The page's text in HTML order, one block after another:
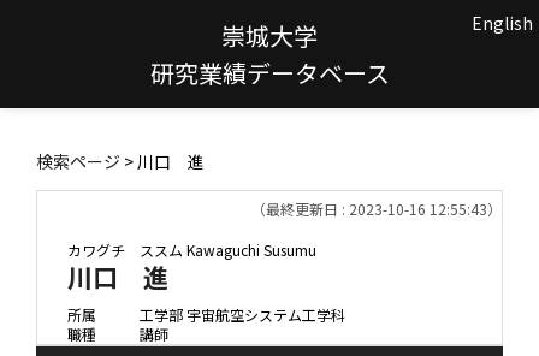
崇城大学
研究業績データベース
English
検索ページ > 川口 進
（最終更新日 : 2023-10-16 12:55:43）
カワグチ ススム Kawaguchi Susumu
川口 進
所属
工学部 宇宙航空システム工学科
職種
講師